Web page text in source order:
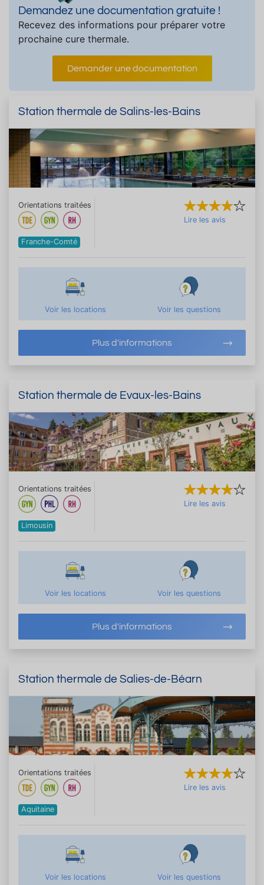
Demandez une documentation gratuite !
Recevez des informations pour préparer votre
prochaine cure thermale.
Demander une documentation
Station thermale de Salins-les-Bains
Orientations traitées
Franche-Comté
Lire les avis
Voir les locations Voir les questions
Plus d'informations
Station thermale de Evaux-les-Bains
Orientations traitées
Limousin
Lire les avis
Voir les locations Voir les questions
Plus d'informations
Station thermale de Salies-de-Béarn
Orientations traitées
Aquitaine
Lire les avis
Voir les locations Voir les questions